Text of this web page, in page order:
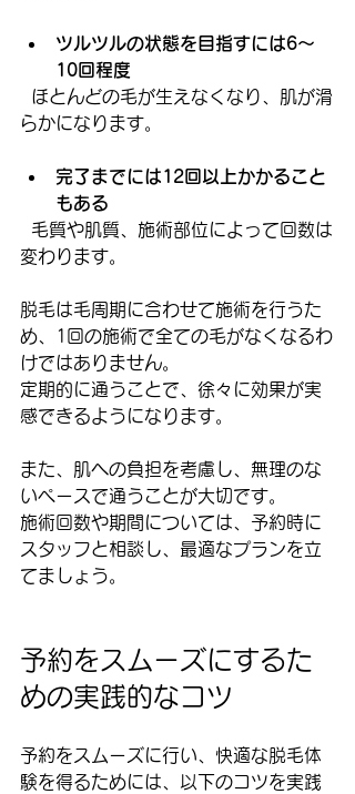
ツルツルの状態を目指すには6～
10回程度
らかになります。
完了までには12回以上かかること
もある
変わります。
脱毛は毛周期に合わせて施術を行うた
め、1回の施術で全ての毛がなくなるわ
けではありません。
定期的に通うことで、徐々に効果が実
感できるようになります。
また、肌への負担を考慮し、無理のな
いペースで通うことが大切です。
施術回数や期間については、予約時に
スタッフと相談し、最適なプランを立
てましょう。
予約をスムーズにするた
めの実践的なコツ
予約をスムーズに行い、快適な脱毛体
験を得るためには、以下のコツを実践